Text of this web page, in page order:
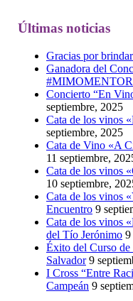
Últimas noticias
Gracias por
Ganadora del
Concierto “En
septiembre, 2025
Cata de los vinos
septiembre, 2025
Cata de Vino «A
11 septiembre,
Cata de los vinos
10 septiembre,
Cata de los vinos
Encuentro 9
Cata de los vinos
del Tío Jerónimo 9
Éxito del Curso
Salvador 9
I Cross “Entre
Campeán 9